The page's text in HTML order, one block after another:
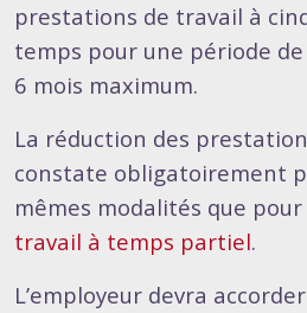
prestations de travail à
temps pour une période
6 mois maximum.
La réduction des
constate obligatoirement
mêmes modalités que pour
travail à temps partiel.
L’employeur devra